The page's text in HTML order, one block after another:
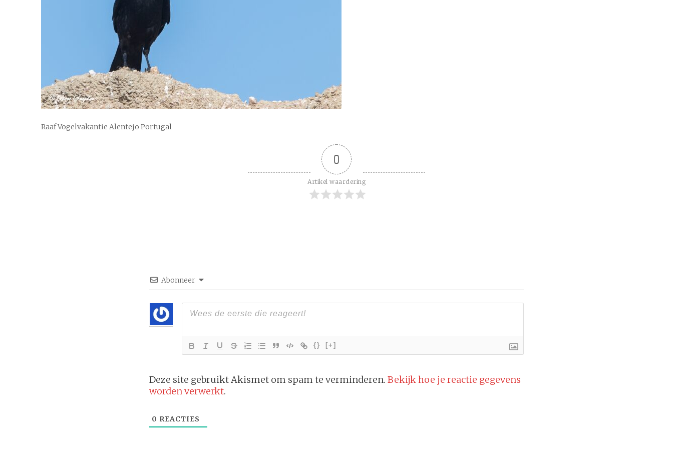
Raaf Vogelvakantie Alentejo Portugal
0
Artikel waardering
Abonneer
{} [+]
Deze site gebruikt Akismet om spam te verminderen. Bekijk hoe je reactie gegevens
worden verwerkt.
0 REACTIES